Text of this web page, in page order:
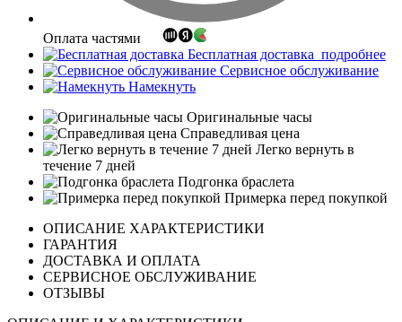
Оплата частями
Бесплатная доставка подробнее
Сервисное обслуживание
Намекнуть
Оригинальные часы
Справедливая цена
Легко вернуть в
течение 7 дней
Подгонка браслета
Примерка перед покупкой
ОПИСАНИЕ ХАРАКТЕРИСТИКИ
ГАРАНТИЯ
ДОСТАВКА И ОПЛАТА
СЕРВИСНОЕ ОБСЛУЖИВАНИЕ
ОТЗЫВЫ